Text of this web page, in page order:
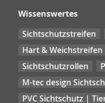
Wissenswertes
Sichtschutzstreifen
Hart & Weichstreifen
Sichtschutzrollen
M-tec design
PVC Sichtschutz |